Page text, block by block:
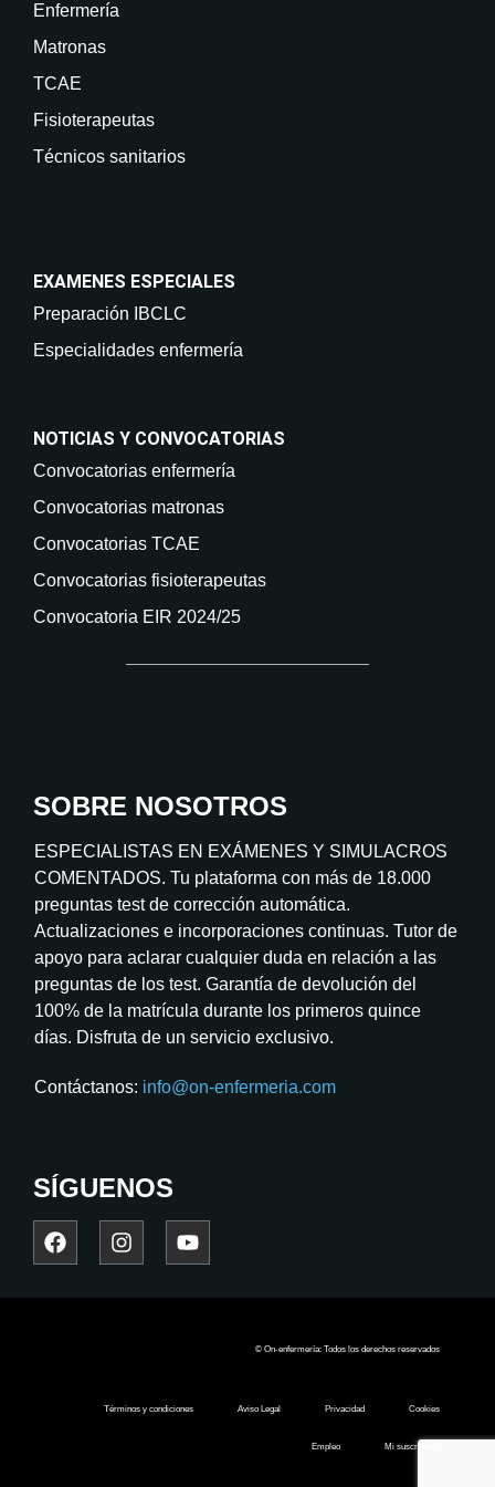
Enfermería
Matronas
TCAE
Fisioterapeutas
Técnicos sanitarios
EXAMENES ESPECIALES
Preparación IBCLC
Especialidades enfermería
NOTICIAS Y CONVOCATORIAS
Convocatorias enfermería
Convocatorias matronas
Convocatorias TCAE
Convocatorias fisioterapeutas
Convocatoria EIR 2024/25
SOBRE NOSOTROS
ESPECIALISTAS EN EXÁMENES Y SIMULACROS
COMENTADOS. Tu plataforma con más de 18.000
preguntas test de corrección automática.
Actualizaciones e incorporaciones continuas. Tutor de
apoyo para aclarar cualquier duda en relación a las
preguntas de los test. Garantía de devolución del
100% de la matrícula durante los primeros quince
días. Disfruta de un servicio exclusivo.
Contáctanos: info@on-enfermeria.com
SÍGUENOS
© On-enfermería: Todos los derechos reservados
Términos y condiciones Aviso Legal Privacidad Cookies
Empleo Mi suscripción